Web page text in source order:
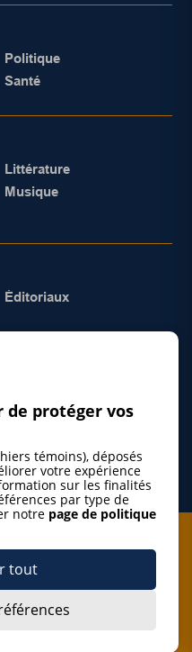
Politique
Santé
Littérature
Musique
Éditoriaux
l'infolettre
de La Gazette de la
de protéger vos
témoins), déposés
votre expérience
sur les finalités
par type de
notre page de politique
tout